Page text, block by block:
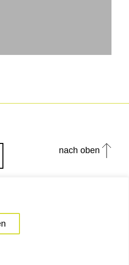
nach oben